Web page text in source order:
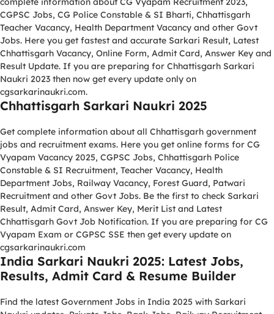
CGPSC Jobs, CG Police Constable & SI Bharti, Chhattisgarh
Teacher Vacancy, Health Department Vacancy and other Govt
Jobs. Here you get fastest and accurate Sarkari Result, Latest
Chhattisgarh Vacancy, Online Form, Admit Card, Answer Key and
Result Update. If you are preparing for Chhattisgarh Sarkari
Naukri 2023 then now get every update only on
cgsarkarinaukri.com.
Chhattisgarh Sarkari Naukri 2025
Get complete information about all Chhattisgarh government
jobs and recruitment exams. Here you get online forms for CG
Vyapam Vacancy 2025, CGPSC Jobs, Chhattisgarh Police
Constable & SI Recruitment, Teacher Vacancy, Health
Department Jobs, Railway Vacancy, Forest Guard, Patwari
Recruitment and other Govt Jobs. Be the first to check Sarkari
Result, Admit Card, Answer Key, Merit List and Latest
Chhattisgarh Govt Job Notification. If you are preparing for CG
Vyapam Exam or CGPSC SSE then get every update on
cgsarkarinaukri.com
India Sarkari Naukri 2025: Latest Jobs,
Results, Admit Card & Resume Builder
Find the latest Government Jobs in India 2025 with Sarkari